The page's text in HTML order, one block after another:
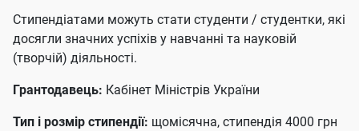
Стипендіатами можуть стати студенти / студентки, які
досягли значних успіхів у навчанні та науковій
(творчій) діяльності.
Грантодавець: Кабінет Міністрів України
Тип і розмір стипендії: щомісячна, стипендія 4000 грн